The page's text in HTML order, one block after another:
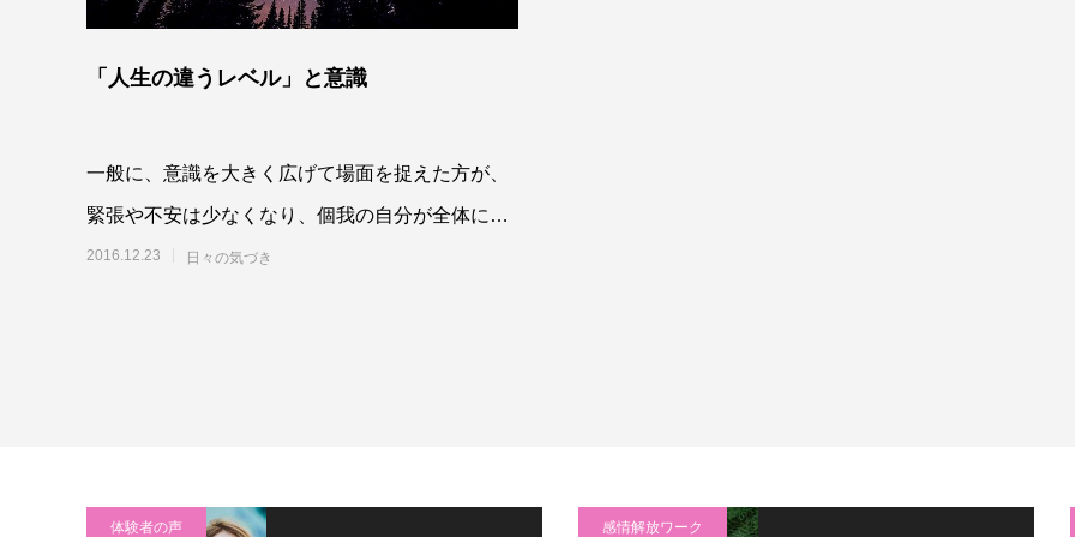
「人生の違うレベル」と意識
一般に、意識を大きく広げて場面を捉えた方が、
緊張や不安は少なくなり、個我の自分が全体によ
って支えられている安心感を感じるようになりま
2016.12.23 日々の気づき
体験者の声 感情解放ワーク